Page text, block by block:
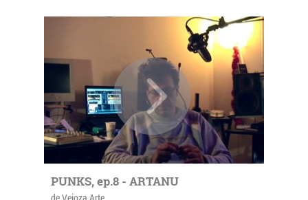
PUNKS, ep.8 - ARTANU